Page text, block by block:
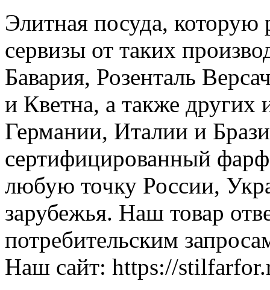
Элитная посуда, которую
сервизы от таких
Бавария, Розенталь
и Кветна, а также других
Германии, Италии и
сертифицированный
любую точку России,
зарубежья. Наш товар
потребительским
Наш сайт: https://